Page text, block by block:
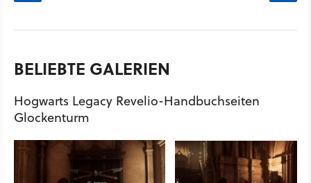
BELIEBTE GALERIEN
Hogwarts Legacy Revelio-Handbuchseiten
Glockenturm